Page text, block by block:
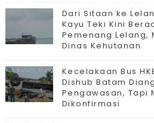
Dari Sitaan ke
Kayu Teki Kini
Pemenang Lelang,
Dinas Kehutanan
Kecelakaan Bus
Dishub Batam
Pengawasan, Tapi
Dikonfirmasi